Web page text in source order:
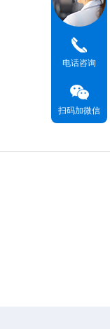
电话咨询
扫码加微信